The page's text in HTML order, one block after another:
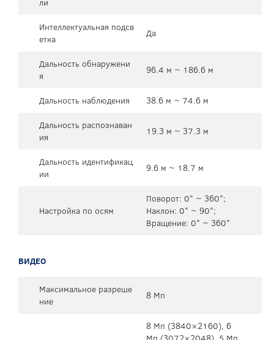
Интеллектуальная подсв
етка
Да
Дальность обнаружени
я
96.4 м ~ 186.6 м
Дальность наблюдения
38.6 м ~ 74.6 м
Дальность распознаван
ия
19.3 м ~ 37.3 м
Дальность идентификац
ии
9.6 м ~ 18.7 м
Настройка по осям
Поворот: 0° ~ 360°;
Наклон: 0° ~ 90°;
Вращение: 0° ~ 360°
ВИДЕО
Максимальное разреше
ние
8 Мп
8 Мп (3840×2160), 6